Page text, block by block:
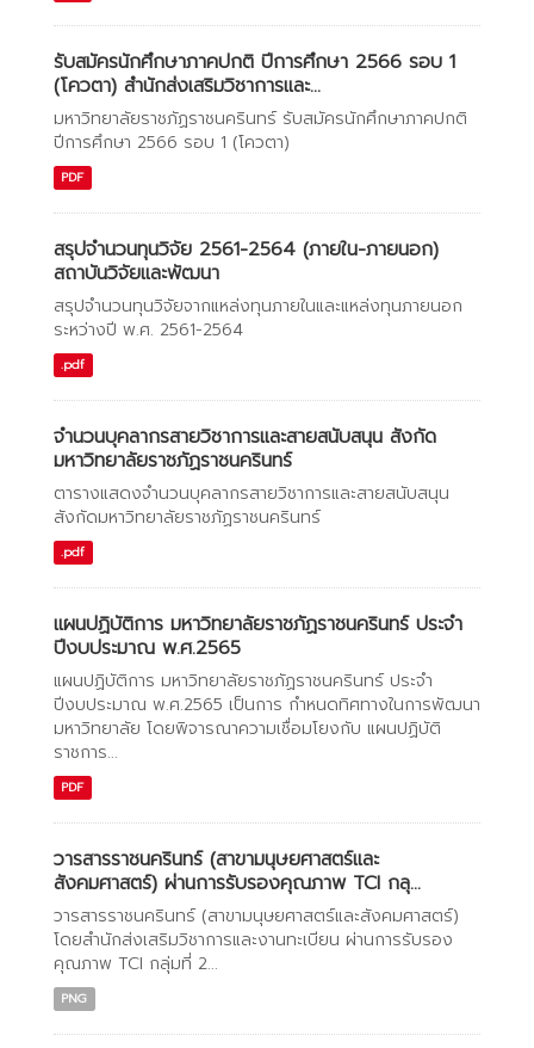
รับสมัครนักศึกษาภาคปกติ ปีการศึกษา 2566 รอบ 1
(โควตา) สำนักส่งเสริมวิชาการและ...
มหาวิทยาลัยราชภัฏราชนครินทร์ รับสมัครนักศึกษาภาคปกติ
ปีการศึกษา 2566 รอบ 1 (โควตา)
PDF
สรุปจำนวนทุนวิจัย 2561-2564 (ภายใน-ภายนอก)
สถาบันวิจัยและพัฒนา
สรุปจำนวนทุนวิจัยจากแหล่งทุนภายในและแหล่งทุนภายนอก
ระหว่างปี พ.ศ. 2561-2564
.pdf
จำนวนบุคลากรสายวิชาการและสายสนับสนุน สังกัด
มหาวิทยาลัยราชภัฏราชนครินทร์
ตารางแสดงจำนวนบุคลากรสายวิชาการและสายสนับสนุน
สังกัดมหาวิทยาลัยราชภัฏราชนครินทร์
.pdf
แผนปฏิบัติการ มหาวิทยาลัยราชภัฏราชนครินทร์ ประจำ
ปีงบประมาณ พ.ศ.2565
แผนปฏิบัติการ มหาวิทยาลัยราชภัฏราชนครินทร์ ประจำ
ปีงบประมาณ พ.ศ.2565 เป็นการ กำหนดทิศทางในการพัฒนา
มหาวิทยาลัย โดยพิจารณาความเชื่อมโยงกับ แผนปฏิบัติ
ราชการ...
PDF
วารสารราชนครินทร์ (สาขามนุษยศาสตร์และ
สังคมศาสตร์) ผ่านการรับรองคุณภาพ TCI กลุ...
วารสารราชนครินทร์ (สาขามนุษยศาสตร์และสังคมศาสตร์)
โดยสำนักส่งเสริมวิชาการและงานทะเบียน ผ่านการรับรอง
คุณภาพ TCI กลุ่มที่ 2...
PNG